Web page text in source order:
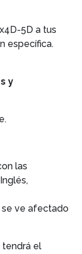
5D a tus
específica.
y
las
ve afectado
tendrá el